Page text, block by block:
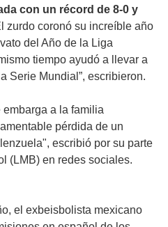
con un récord de 8-0 y
zurdo coronó su increíble año
del Año de la Liga
tiempo ayudó a llevar a
Serie Mundial”, escribieron.
a la familia
pérdida de un
escribió por su parte
(LMB) en redes sociales.
el exbeisbolista mexicano